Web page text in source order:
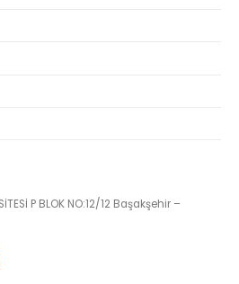
P BLOK NO:12/12 Başakşehir –